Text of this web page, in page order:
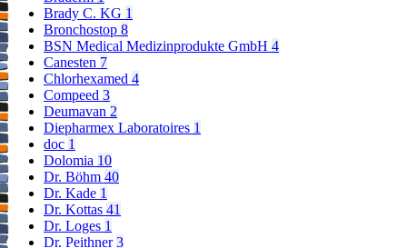
Brady C. KG 1
Bronchostop 8
BSN Medical Medizinprodukte GmbH 4
Canesten 7
Chlorhexamed 4
Compeed 3
Deumavan 2
Diepharmex Laboratoires 1
doc 1
Dolomia 10
Dr. Böhm 40
Dr. Kade 1
Dr. Kottas 41
Dr. Loges 1
Dr. Peithner3